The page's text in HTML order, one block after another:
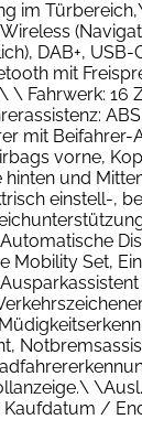
im
DAB+, USB-
mit
\ Fahrwerk: 16
mit
vorne,
hinten und
einstell-,
Mobility Set,
Kaufdatum /